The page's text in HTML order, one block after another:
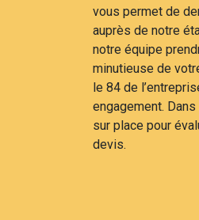
vous permet de
auprès de notre
notre équipe
minutieuse de
le 84 de
engagement.
sur place pour
devis.